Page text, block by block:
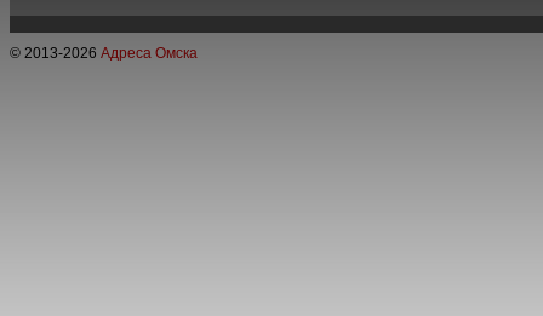
© 2013-2026 Адреса Омска